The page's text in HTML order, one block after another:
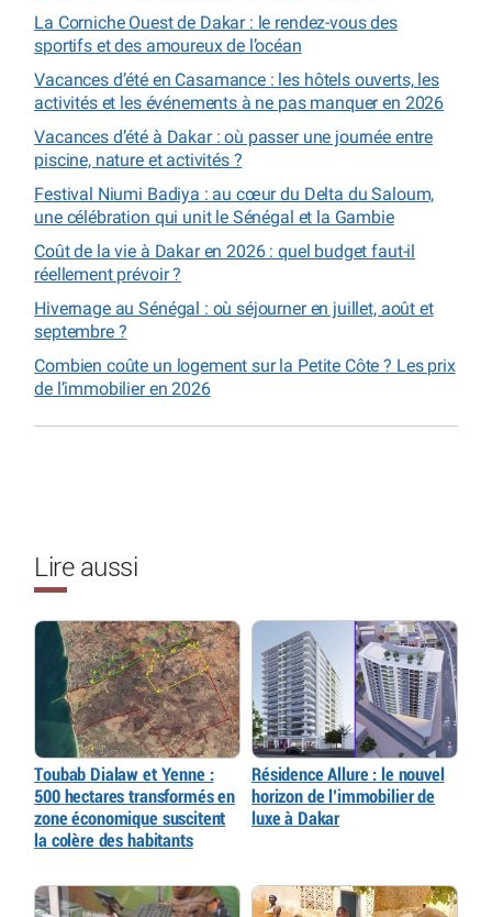
La Corniche Ouest de Dakar : le rendez-vous des
sportifs et des amoureux de l’océan
Vacances d’été en Casamance : les hôtels ouverts, les
activités et les événements à ne pas manquer en 2026
Vacances d’été à Dakar : où passer une journée entre
piscine, nature et activités ?
Festival Niumi Badiya : au cœur du Delta du Saloum,
une célébration qui unit le Sénégal et la Gambie
Coût de la vie à Dakar en 2026 : quel budget faut-il
réellement prévoir ?
Hivernage au Sénégal : où séjourner en juillet, août et
septembre ?
Combien coûte un logement sur la Petite Côte ? Les prix
de l’immobilier en 2026
Lire aussi
Toubab Dialaw et Yenne :
500 hectares transformés en
zone économique suscitent
la colère des habitants
Résidence Allure : le nouvel
horizon de l’immobilier de
luxe à Dakar